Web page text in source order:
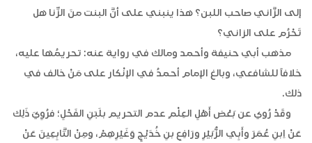
إلى الزَّاني صاحب اللبن؟ هذا ينبني على أنَّ البنت منَ الزِّنا هل
تَحْرُم على الزاني؟
مذهب أبي حنيفة وأحمد ومالك في رواية عنه: تحريمُها عليه،
خلافاً للشافعي، وبالغ الإمام أحمدُ في الإنْكار على مَنْ خالف في
ذلك.
وقَدْ رُوي عن بَعْض أَهْلِ العِلْمِ عدم التحريم بلَبَنِ الفَحْلِ؛‏ فرُوِيَ ذَلِك
عَنْ اِبنِ عُمَرَ وأَبِي الزُّبَيْرِ ورَافِعِ بنِ خُدَيْجٍ وَغَيْرِهِمْ، ومِنْ التَّابِعِينَ عَنْ